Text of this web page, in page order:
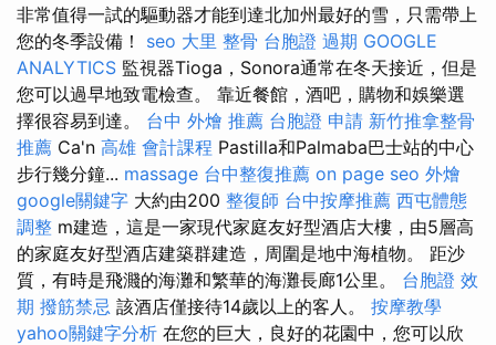
非常值得一試的驅動器才能到達北加州最好的雪，只需帶上
您的冬季設備！ seo 大里 整骨 台胞證 過期 GOOGLE
ANALYTICS 監視器Tioga，Sonora通常在冬天接近，但是
您可以過早地致電檢查。 靠近餐館，酒吧，購物和娛樂選
擇很容易到達。 台中 外燴 推薦 台胞證 申請 新竹推拿整骨
推薦 Ca'n 高雄 會計課程 Pastilla和Palmaba巴士站的中心
步行幾分鐘... massage 台中整復推薦 on page seo 外燴
google關鍵字 大約由200 整復師 台中按摩推薦 西屯體態
調整 m建造，這是一家現代家庭友好型酒店大樓，由5層高
的家庭友好型酒店建築群建造，周圍是地中海植物。 距沙
質，有時是飛濺的海灘和繁華的海灘長廊1公里。 台胞證 效
期 撥筋禁忌 該酒店僅接待14歲以上的客人。 按摩教學
yahoo關鍵字分析 在您的巨大，良好的花園中，您可以欣